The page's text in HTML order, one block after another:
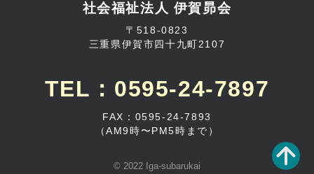
社会福祉法人 伊賀昴会
〒518-0823
三重県伊賀市四十九町2107
TEL：0595-24-7897
FAX：0595-24-7893
（AM9時〜PM5時まで）
© 2022 Iga-subarukai